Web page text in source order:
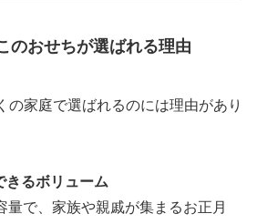
のおせちが選ばれる理由
の家庭で選ばれるのには理由があり
きるボリューム
量で、家族や親戚が集まるお正月